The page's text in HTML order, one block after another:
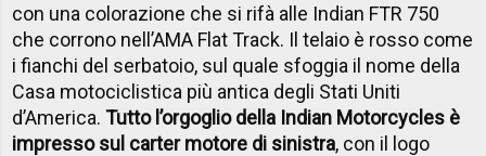
con una colorazione che si rifà alle Indian FTR 750
che corrono nell’AMA Flat Track. Il telaio è rosso come
i fianchi del serbatoio, sul quale sfoggia il nome della
Casa motociclistica più antica degli Stati Uniti
d’America.Tutto l’orgoglio della Indian Motorcycles è
impresso sul carter motore di sinistra, con il logo